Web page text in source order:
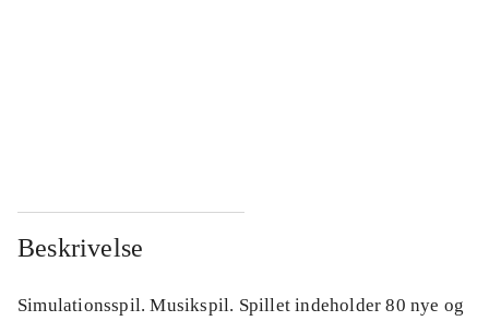
Beskrivelse
Simulationsspil. Musikspil. Spillet indeholder 80 nye og